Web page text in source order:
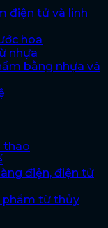
điện tử và linh
hoa
nhựa
bằng nhựa và
thao
điện, điện tử
phẩm từ thủy